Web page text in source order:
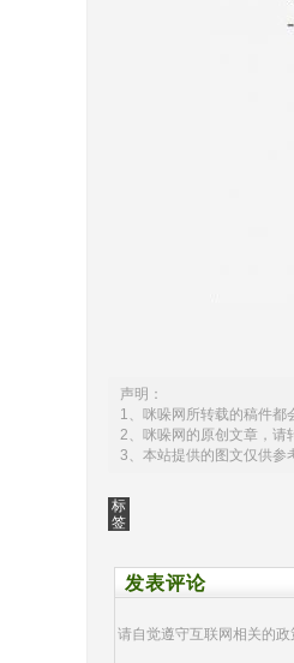
声明：
1、咪哚网所转载的稿件都
2、咪哚网的原创文章，请
3、本站提供的图文仅供参
标
签
发表评论
请自觉遵守互联网相关的政